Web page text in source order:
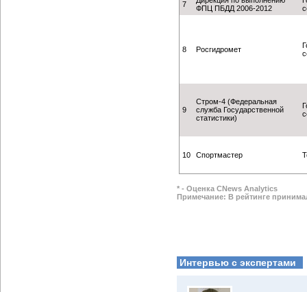
7
ФПЦ ПБДД 2006-2012
8 Росгидромет
9
Стром-4 (Федеральная
служба Государственной
статистики)
10 Спортмастер
* - Оценка CNews Analytics
Примечание: В рейтинге
Интервью с экспертами